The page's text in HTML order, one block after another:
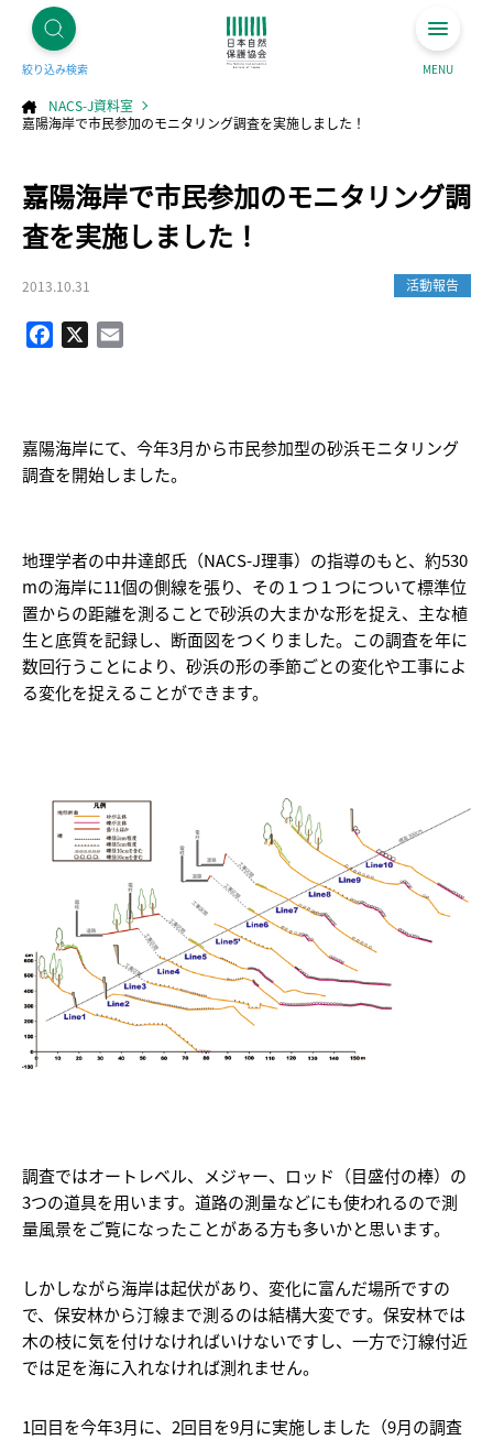
絞り込み検索 MENU
NACS-J資料室
嘉陽海岸で市民参加のモニタリング調査を実施しました！
嘉陽海岸で市民参加のモニタリング調
査を実施しました！
2013.10.31 活動報告
Facebook
嘉陽海岸にて、今年3月から市民参加型の砂浜モニタリング
調査を開始しました。
地理学者の中井達郎氏（NACS-J理事）の指導のもと、約530
mの海岸に11個の側線を張り、その１つ１つについて標準位
置からの距離を測ることで砂浜の大まかな形を捉え、主な植
生と底質を記録し、断面図をつくりました。この調査を年に
数回行うことにより、砂浜の形の季節ごとの変化や工事によ
る変化を捉えることができます。
調査ではオートレベル、メジャー、ロッド（目盛付の棒）の
3つの道具を用います。道路の測量などにも使われるので測
量風景をご覧になったことがある方も多いかと思います。
しかしながら海岸は起伏があり、変化に富んだ場所ですの
で、保安林から汀線まで測るのは結構大変です。保安林では
木の枝に気を付けなければいけないですし、一方で汀線付近
では足を海に入れなければ測れません。
1回目を今年3月に、2回目を9月に実施しました（9月の調査